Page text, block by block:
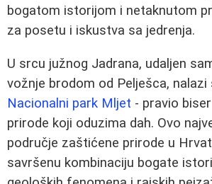
bogatom istorijom i netaknutom
za posetu i iskustva sa jedrenja.
U srcu južnog Jadrana, udaljen
vožnje brodom od Pelješca, nalazi
Nacionalni park Mljet - pravio
prirode koji oduzima dah. Ovo
područje zaštićene prirode u
savršenu kombinaciju bogate